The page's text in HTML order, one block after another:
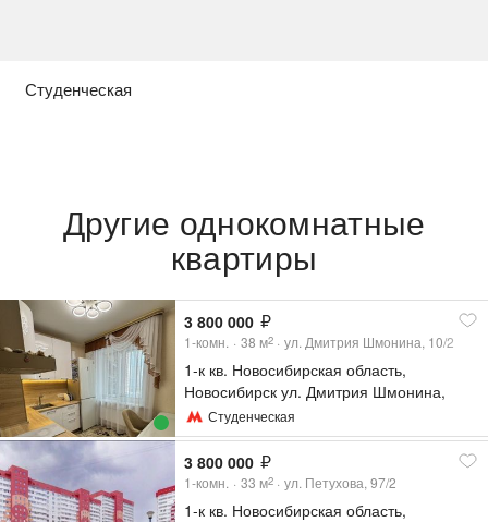
Студенческая
Другие однокомнатные
квартиры
3 800 000
1-комн. 38 м2 ул. Дмитрия Шмонина, 10/2
1-к кв. Новосибирская область,
Новосибирск ул. Дмитрия Шмонина,
10/2 (38.58 м²)
Студенческая
3 800 000
1-комн. 33 м2 ул. Петухова, 97/2
1-к кв. Новосибирская область,